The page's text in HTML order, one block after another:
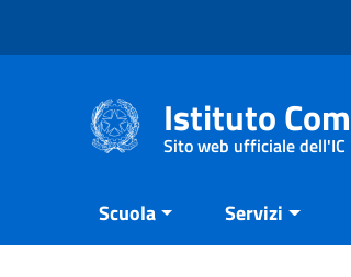
Istituto
Sito web ufficiale
Scuola Servizi